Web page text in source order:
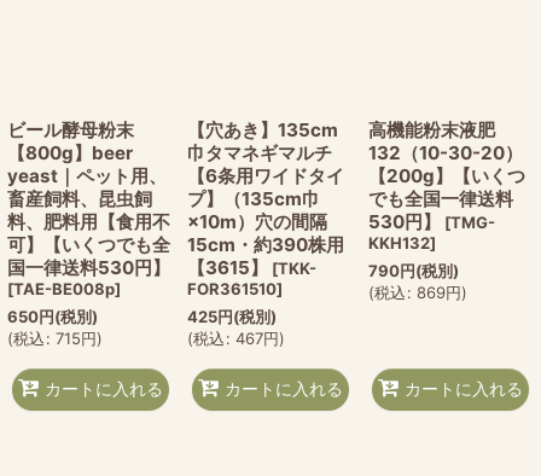
ビール酵母粉末
【800g】beer
yeast｜ペット用、
畜産飼料、昆虫飼
料、肥料用【食用不
可】【いくつでも全
国一律送料530円】
[TAE-BE008p]
650円(税別)
(税込: 715円)
カートに入れる
【穴あき】135cm
巾タマネギマルチ
【6条用ワイドタイ
プ】（135cm巾
×10m）穴の間隔
15cm・約390株用
【3615】
[TKK-
FOR361510]
425円(税別)
(税込: 467円)
カートに入れる
高機能粉末液肥
132（10-30-20）
【200g】【いくつ
でも全国一律送料
530円】
[TMG-
KKH132]
790円(税別)
(税込: 869円)
カートに入れる